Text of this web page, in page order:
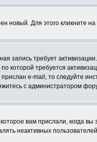
новый. Для этого кликните на
запись требует
которой требуется
e-mail, то следуйте
с администратором
вам прислали, когда
неактивных